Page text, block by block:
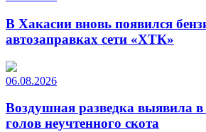
В Хакасии вновь появился
автозаправках сети «ХТК»
06.08.2026
Воздушная разведка выявила
голов неучтенного скота